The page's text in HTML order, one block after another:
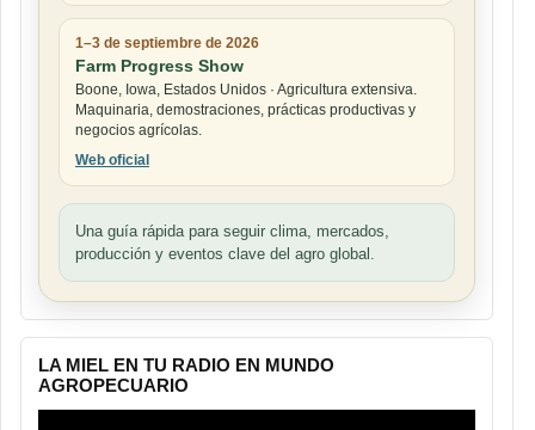
1–3 de septiembre de 2026
Farm Progress Show
Boone, Iowa, Estados Unidos · Agricultura extensiva.
Maquinaria, demostraciones, prácticas productivas y
negocios agrícolas.
Web oficial
Una guía rápida para seguir clima, mercados,
producción y eventos clave del agro global.
LA MIEL EN TU RADIO EN MUNDO
AGROPECUARIO